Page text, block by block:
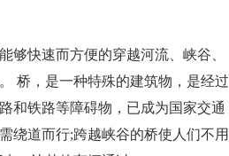
够快速而方便的穿越河流、峡谷、
桥，是一种特殊的建筑物，是经过
和铁路等障碍物，已成为国家交通
绕道而行;跨越峡谷的桥使人们不用